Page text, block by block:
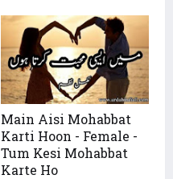
Main Aisi Mohabbat
Karti Hoon - Female -
Tum Kesi Mohabbat
Karte Ho